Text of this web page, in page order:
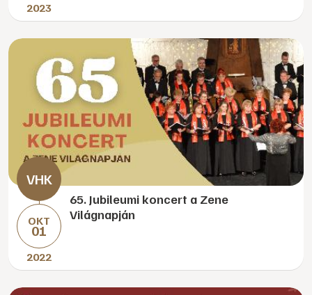
2023
OKT
01
2022
65. Jubileumi koncert a Zene
Világnapján